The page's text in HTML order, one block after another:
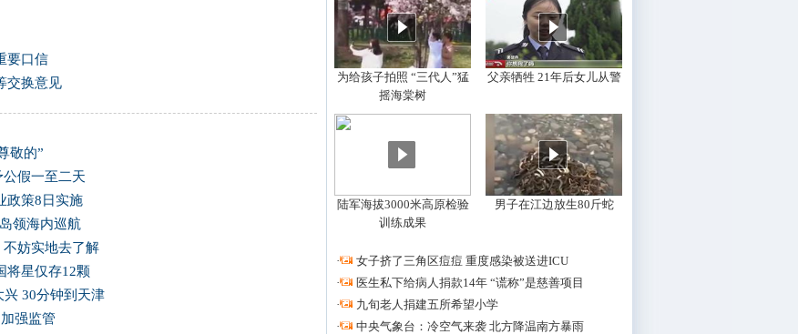
要口信
交换意见
敬的”
假一至二天
政策8日实施
领海内巡航
妨实地去了解
将星仅存12颗
30分钟到天津
强监管
为给孩子拍照 “三代人”猛
摇海棠树
父亲牺牲 21年后女儿从警
陆军海拔3000米高原检验
训练成果
男子在江边放生80斤蛇
·
女子挤了三角区痘痘 重度感染被送进ICU
·
医生私下给病人捐款14年 “谎称”是慈善项目
·
九旬老人捐建五所希望小学
·
中央气象台：冷空气来袭 北方降温南方暴雨